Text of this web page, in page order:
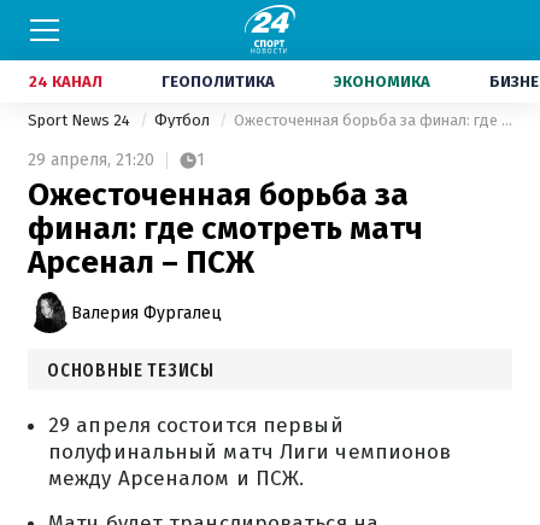
24 КАНАЛ ГЕОПОЛИТИКА ЭКОНОМИКА
Sport News 24 Футбол Ожесточенная борьба за финал: где смотреть матч Арсенал – ПСЖ
29 апреля, 21:20 1
Ожесточенная борьба за
финал: где смотреть матч
Арсенал – ПСЖ
Валерия Фургалец
ОСНОВНЫЕ ТЕЗИСЫ
29 апреля состоится первый
полуфинальный матч Лиги чемпионов
между Арсеналом и ПСЖ.